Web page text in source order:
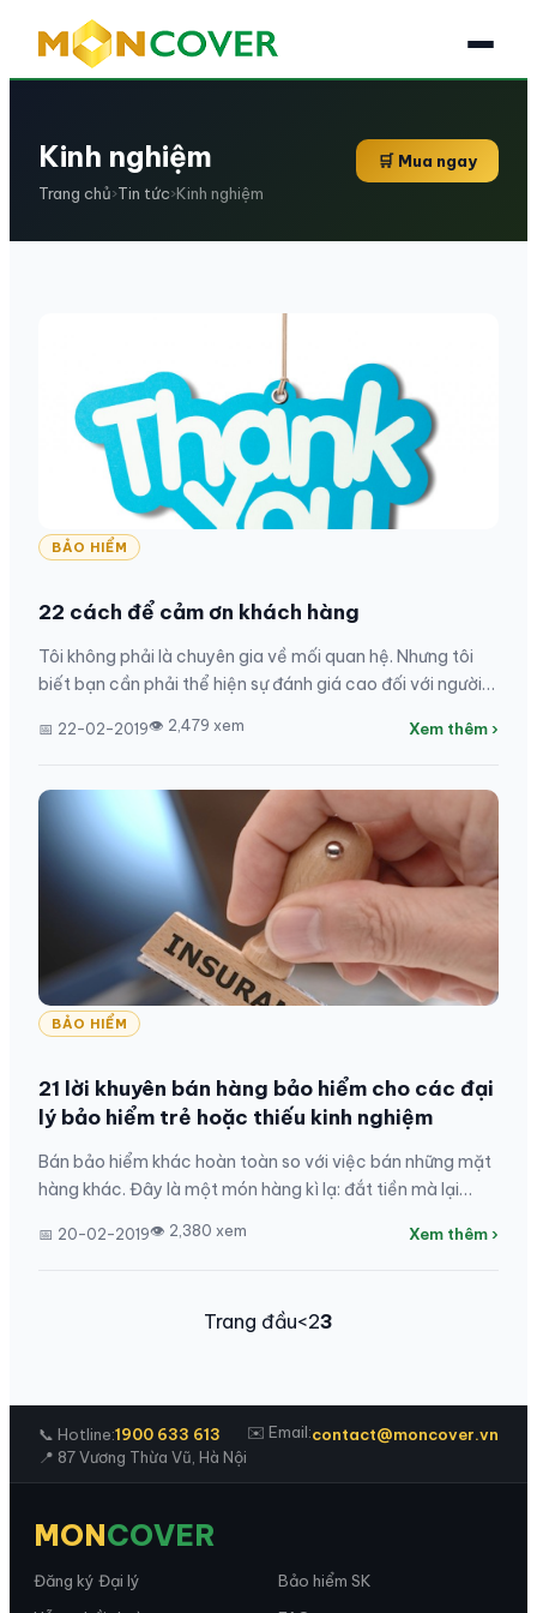
Kinh nghiệm
Trang chủ›Tin tức›Kinh nghiệm
🛒 Mua ngay
BẢO HIỂM
22 cách để cảm ơn khách hàng
Tôi không phải là chuyên gia về mối quan hệ. Nhưng tôi
biết bạn cần phải thể hiện sự đánh giá cao đối với người
📅 22-02-2019👁 2,479 xem Xem thêm ›
BẢO HIỂM
21 lời khuyên bán hàng bảo hiểm cho các đại
lý bảo hiểm trẻ hoặc thiếu kinh nghiệm
Bán bảo hiểm khác hoàn toàn so với việc bán những mặt
hàng khác. Đây là một món hàng kì lạ: đắt tiền mà lại
📅 20-02-2019👁 2,380 xem Xem thêm ›
Trang đầu<23
📞 Hotline:1900 633 613 ✉️ Email:contact@moncover.vn
📍 87 Vương Thừa Vũ, Hà Nội
MONCOVER
Đăng ký Đại lý
Bảo hiểm SK